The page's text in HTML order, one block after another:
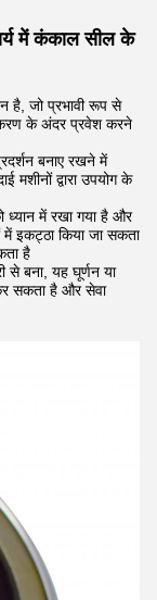
में कंकाल सील के
है, जो प्रभावी रूप से
के अंदर प्रवेश करने
बनाए रखने में
मशीनों द्वारा उपयोग के
ध्यान में रखा गया है और
इकट्ठा किया जा सकता
है
से बना, यह घूर्णन या
सकता है और सेवा